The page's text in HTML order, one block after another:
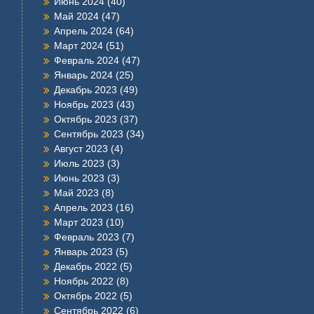
Май 2024 (47)
Апрель 2024 (64)
Март 2024 (51)
Февраль 2024 (47)
Январь 2024 (25)
Декабрь 2023 (49)
Ноябрь 2023 (43)
Октябрь 2023 (37)
Сентябрь 2023 (34)
Август 2023 (4)
Июль 2023 (3)
Июнь 2023 (3)
Май 2023 (8)
Апрель 2023 (16)
Март 2023 (10)
Февраль 2023 (7)
Январь 2023 (5)
Декабрь 2022 (5)
Ноябрь 2022 (8)
Октябрь 2022 (5)
Сентябрь 2022 (6)